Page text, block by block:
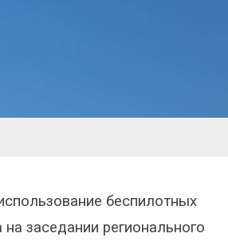
беспилотных
заседании регионального